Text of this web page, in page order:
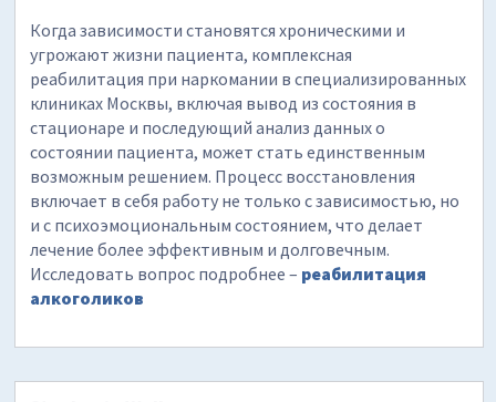
Когда зависимости становятся хроническими и
угрожают жизни пациента, комплексная
реабилитация при наркомании в специализированных
клиниках Москвы, включая вывод из состояния в
стационаре и последующий анализ данных о
состоянии пациента, может стать единственным
возможным решением. Процесс восстановления
включает в себя работу не только с зависимостью, но
и с психоэмоциональным состоянием, что делает
лечение более эффективным и долговечным.
Исследовать вопрос подробнее – реабилитация
алкоголиков